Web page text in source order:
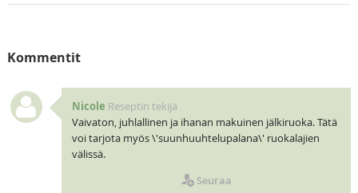
Kommentit
Nicole Reseptin tekijä
Vaivaton, juhlallinen ja ihanan makuinen jälkiruoka. Tätä
voi tarjota myös \'suunhuuhtelupalana\' ruokalajien
välissä.
Seuraa